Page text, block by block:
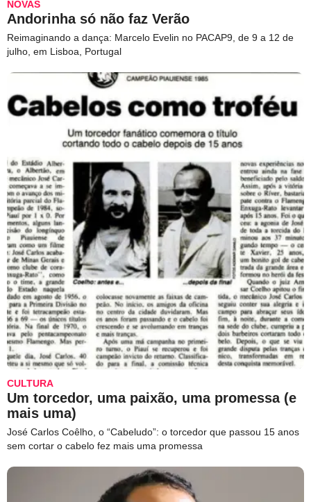
NOVAS
Andorinha só não faz Verão
Reimaginando a dança: Marcelo Evelin no PACAP9, de 9 a 12 de
julho, em Lisboa, Portugal
CULTURA
Um torcedor, uma paixão, uma promessa (e
mais uma)
José Carlos Coêlho, o “Cabeludo”: o torcedor que passou 15 anos
sem cortar o cabelo fez mais uma promessa